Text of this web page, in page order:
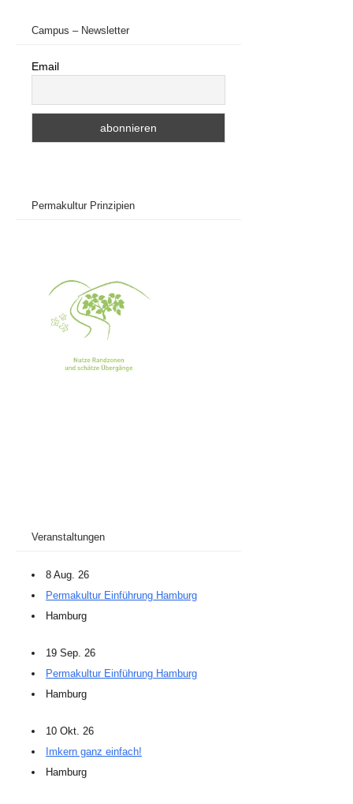
Campus – Newsletter
Email
Permakultur Prinzipien
Veranstaltungen
8 Aug. 26
Permakultur Einführung Hamburg
Hamburg
19 Sep. 26
Permakultur Einführung Hamburg
Hamburg
10 Okt. 26
Imkern ganz einfach!
Hamburg